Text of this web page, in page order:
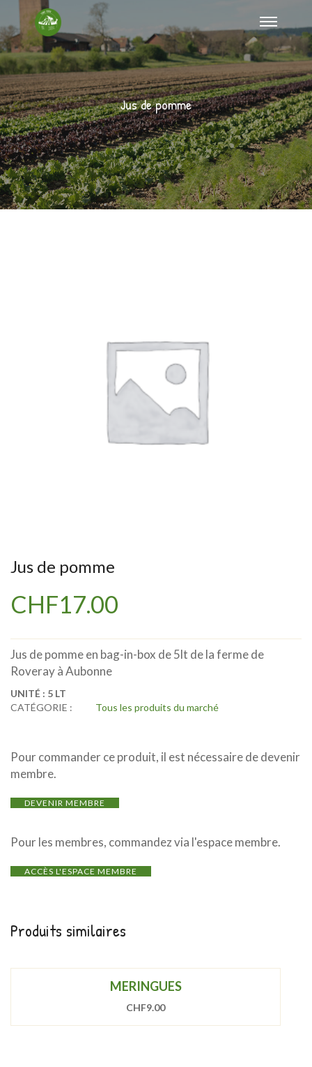
Jus de pomme
Jus de pomme
CHF17.00
Jus de pomme en bag-in-box de 5lt de la ferme de
Roveray à Aubonne
UNITÉ : 5 LT
CATÉGORIE :
Tous les produits du marché
Pour commander ce produit, il est nécessaire de devenir
membre.
DEVENIR MEMBRE
Pour les membres, commandez via l'espace membre.
ACCÈS L'ESPACE MEMBRE
Produits similaires
MERINGUES
CHF9.00